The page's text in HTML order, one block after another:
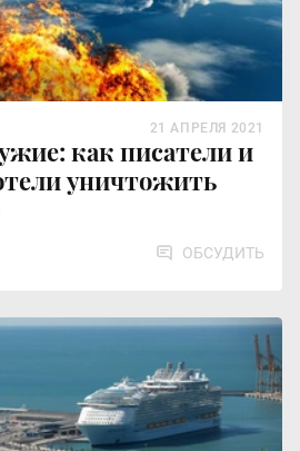
как писатели и
уничтожить
21 АПРЕЛЯ 2021
ОБСУДИТЬ